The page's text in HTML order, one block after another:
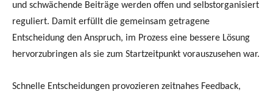
und schwächende Beiträge werden offen und selbstorganisiert
reguliert. Damit erfüllt die gemeinsam getragene
Entscheidung den Anspruch, im Prozess eine bessere Lösung
hervorzubringen als sie zum Startzeitpunkt vorauszusehen war.
Schnelle Entscheidungen provozieren zeitnahes Feedback,